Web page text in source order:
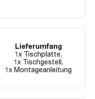
Lieferumfang
1x Tischplatte,
1x Tischgestell,
1x Montageanleitung